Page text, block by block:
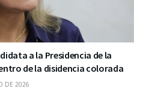
a la Presidencia de la
de la disidencia colorada
DE 2026